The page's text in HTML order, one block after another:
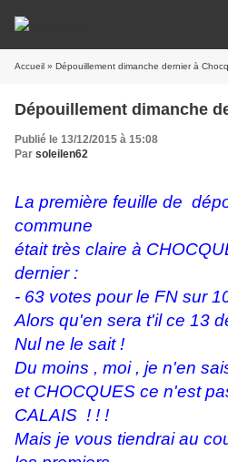
Accueil » Dépouillement dimanche dernier à
Dépouillement dimanche
Publié le 13/12/2015 à 15:08
Par soleilen62
La première feuille de
commune
était très claire à
dernier :
- 63 votes pour le FN sur
Alors qu'en sera t'il ce 13
Nul ne le sait !
Du moins , moi , je n'en
et CHOCQUES ce n'est
CALAIS ! ! !
Mais je vous tiendrai au